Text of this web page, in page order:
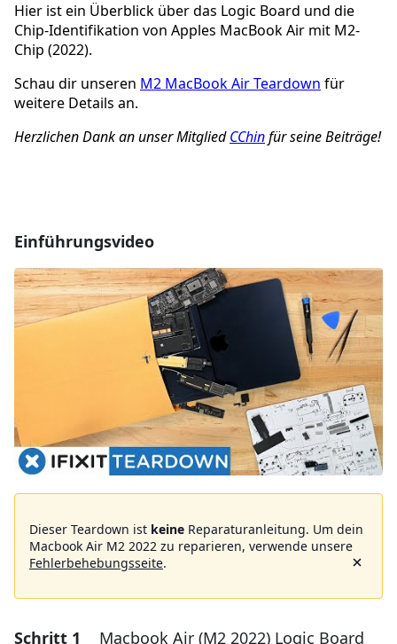
Hier ist ein Überblick über das Logic Board und die
Chip-Identifikation von Apples MacBook Air mit M2-
Chip (2022).
Schau dir unseren M2 MacBook Air Teardown für
weitere Details an.
Herzlichen Dank an unser MitgliedCChinfür seine Beiträge!
Einführungsvideo
Dieser Teardown ist keine Reparaturanleitung. Um dein
Macbook Air M2 2022 zu reparieren, verwende unsere
Fehlerbehebungsseite.
Schritt 1
Macbook Air (M2 2022) Logic Board